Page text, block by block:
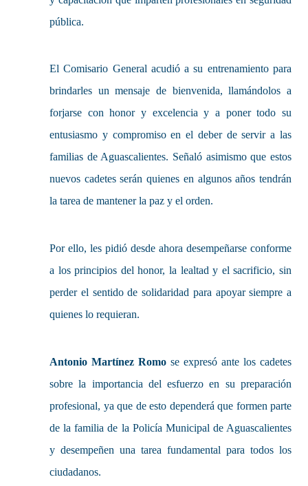
pública.
El Comisario General acudió a su entrenamiento para
brindarles un mensaje de bienvenida, llamándolos a
forjarse con honor y excelencia y a poner todo su
entusiasmo y compromiso en el deber de servir a las
familias de Aguascalientes. Señaló asimismo que estos
nuevos cadetes serán quienes en algunos años tendrán
la tarea de mantener la paz y el orden.
Por ello, les pidió desde ahora desempeñarse conforme
a los principios del honor, la lealtad y el sacrificio, sin
perder el sentido de solidaridad para apoyar siempre a
quienes lo requieran.
Antonio Martínez Romo se expresó ante los cadetes
sobre la importancia del esfuerzo en su preparación
profesional, ya que de esto dependerá que formen parte
de la familia de la Policía Municipal de Aguascalientes
y desempeñen una tarea fundamental para todos los
ciudadanos.